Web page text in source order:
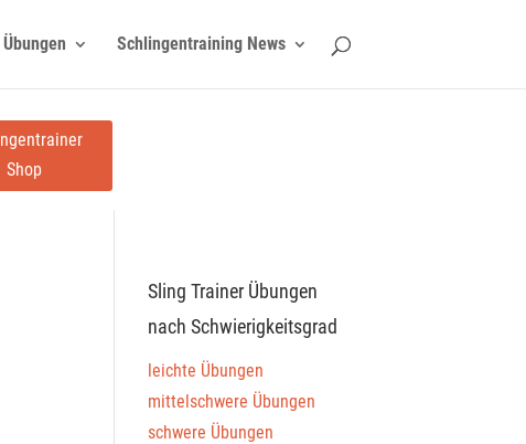
Übungen Schlingentraining News
Shop
Sling Trainer Übungen
nach Schwierigkeitsgrad
leichte Übungen
mittelschwere Übungen
schwere Übungen